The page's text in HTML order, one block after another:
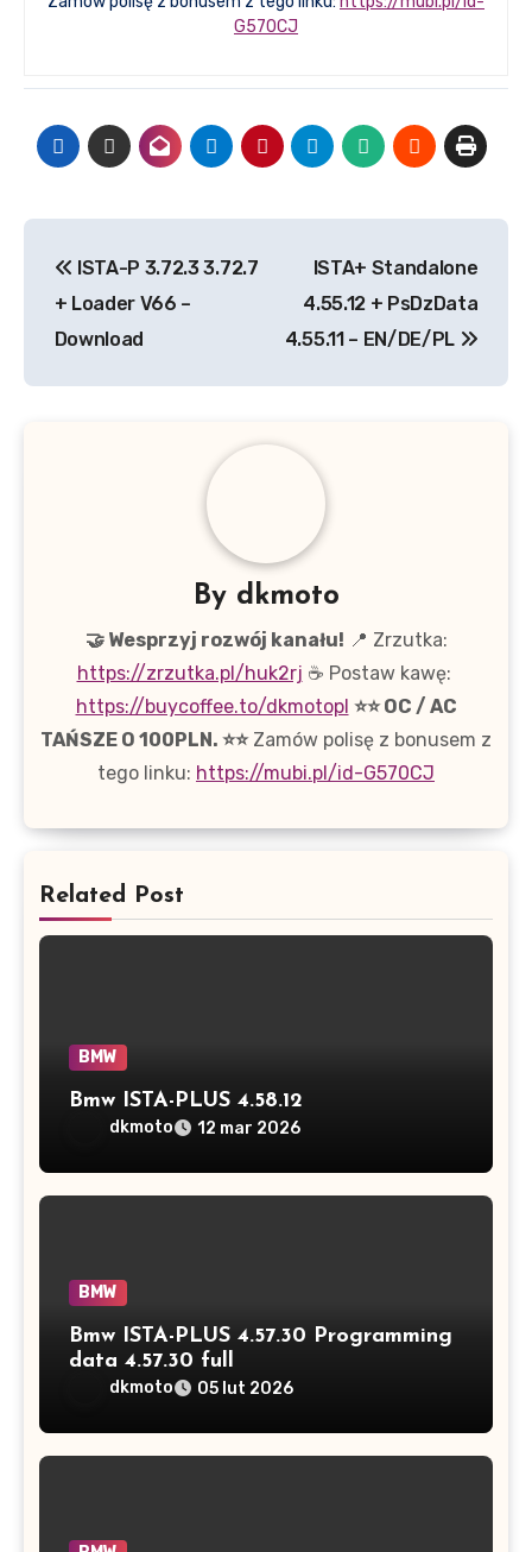
G570CJ
wpisu
ISTA-P 3.72.3 3.72.7
+ Loader V66 –
Download
ISTA+ Standalone
4.55.12 + PsDzData
4.55.11 – EN/DE/PL
By dkmoto
🤝 Wesprzyj rozwój kanału! 📍 Zrzutka:
https://zrzutka.pl/huk2rj ☕ Postaw kawę:
https://buycoffee.to/dkmotopl ⭐⭐ OC / AC
TAŃSZE O 100PLN. ⭐⭐Zamów polisę z bonusem z
tego linku: https://mubi.pl/id-G570CJ
Related Post
BMW
Bmw ISTA-PLUS 4.58.12
dkmoto 12 mar 2026
BMW
Bmw ISTA-PLUS 4.57.30 Programming
data 4.57.30 full
dkmoto 05 lut 2026